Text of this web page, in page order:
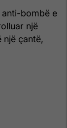
anti-bombë e
një
një çantë,